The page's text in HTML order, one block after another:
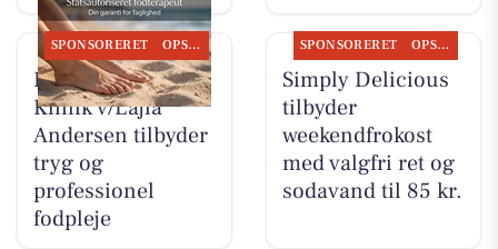
SPONSORERET OPSLAGSTAVLEN
Fodterapeutisk
Klinik v/Lajla
Andersen tilbyder
tryg og
professionel
fodpleje
SPONSORERET OPSLAGSTAVLEN
Simply Delicious
tilbyder
weekendfrokost
med valgfri ret og
sodavand til 85 kr.